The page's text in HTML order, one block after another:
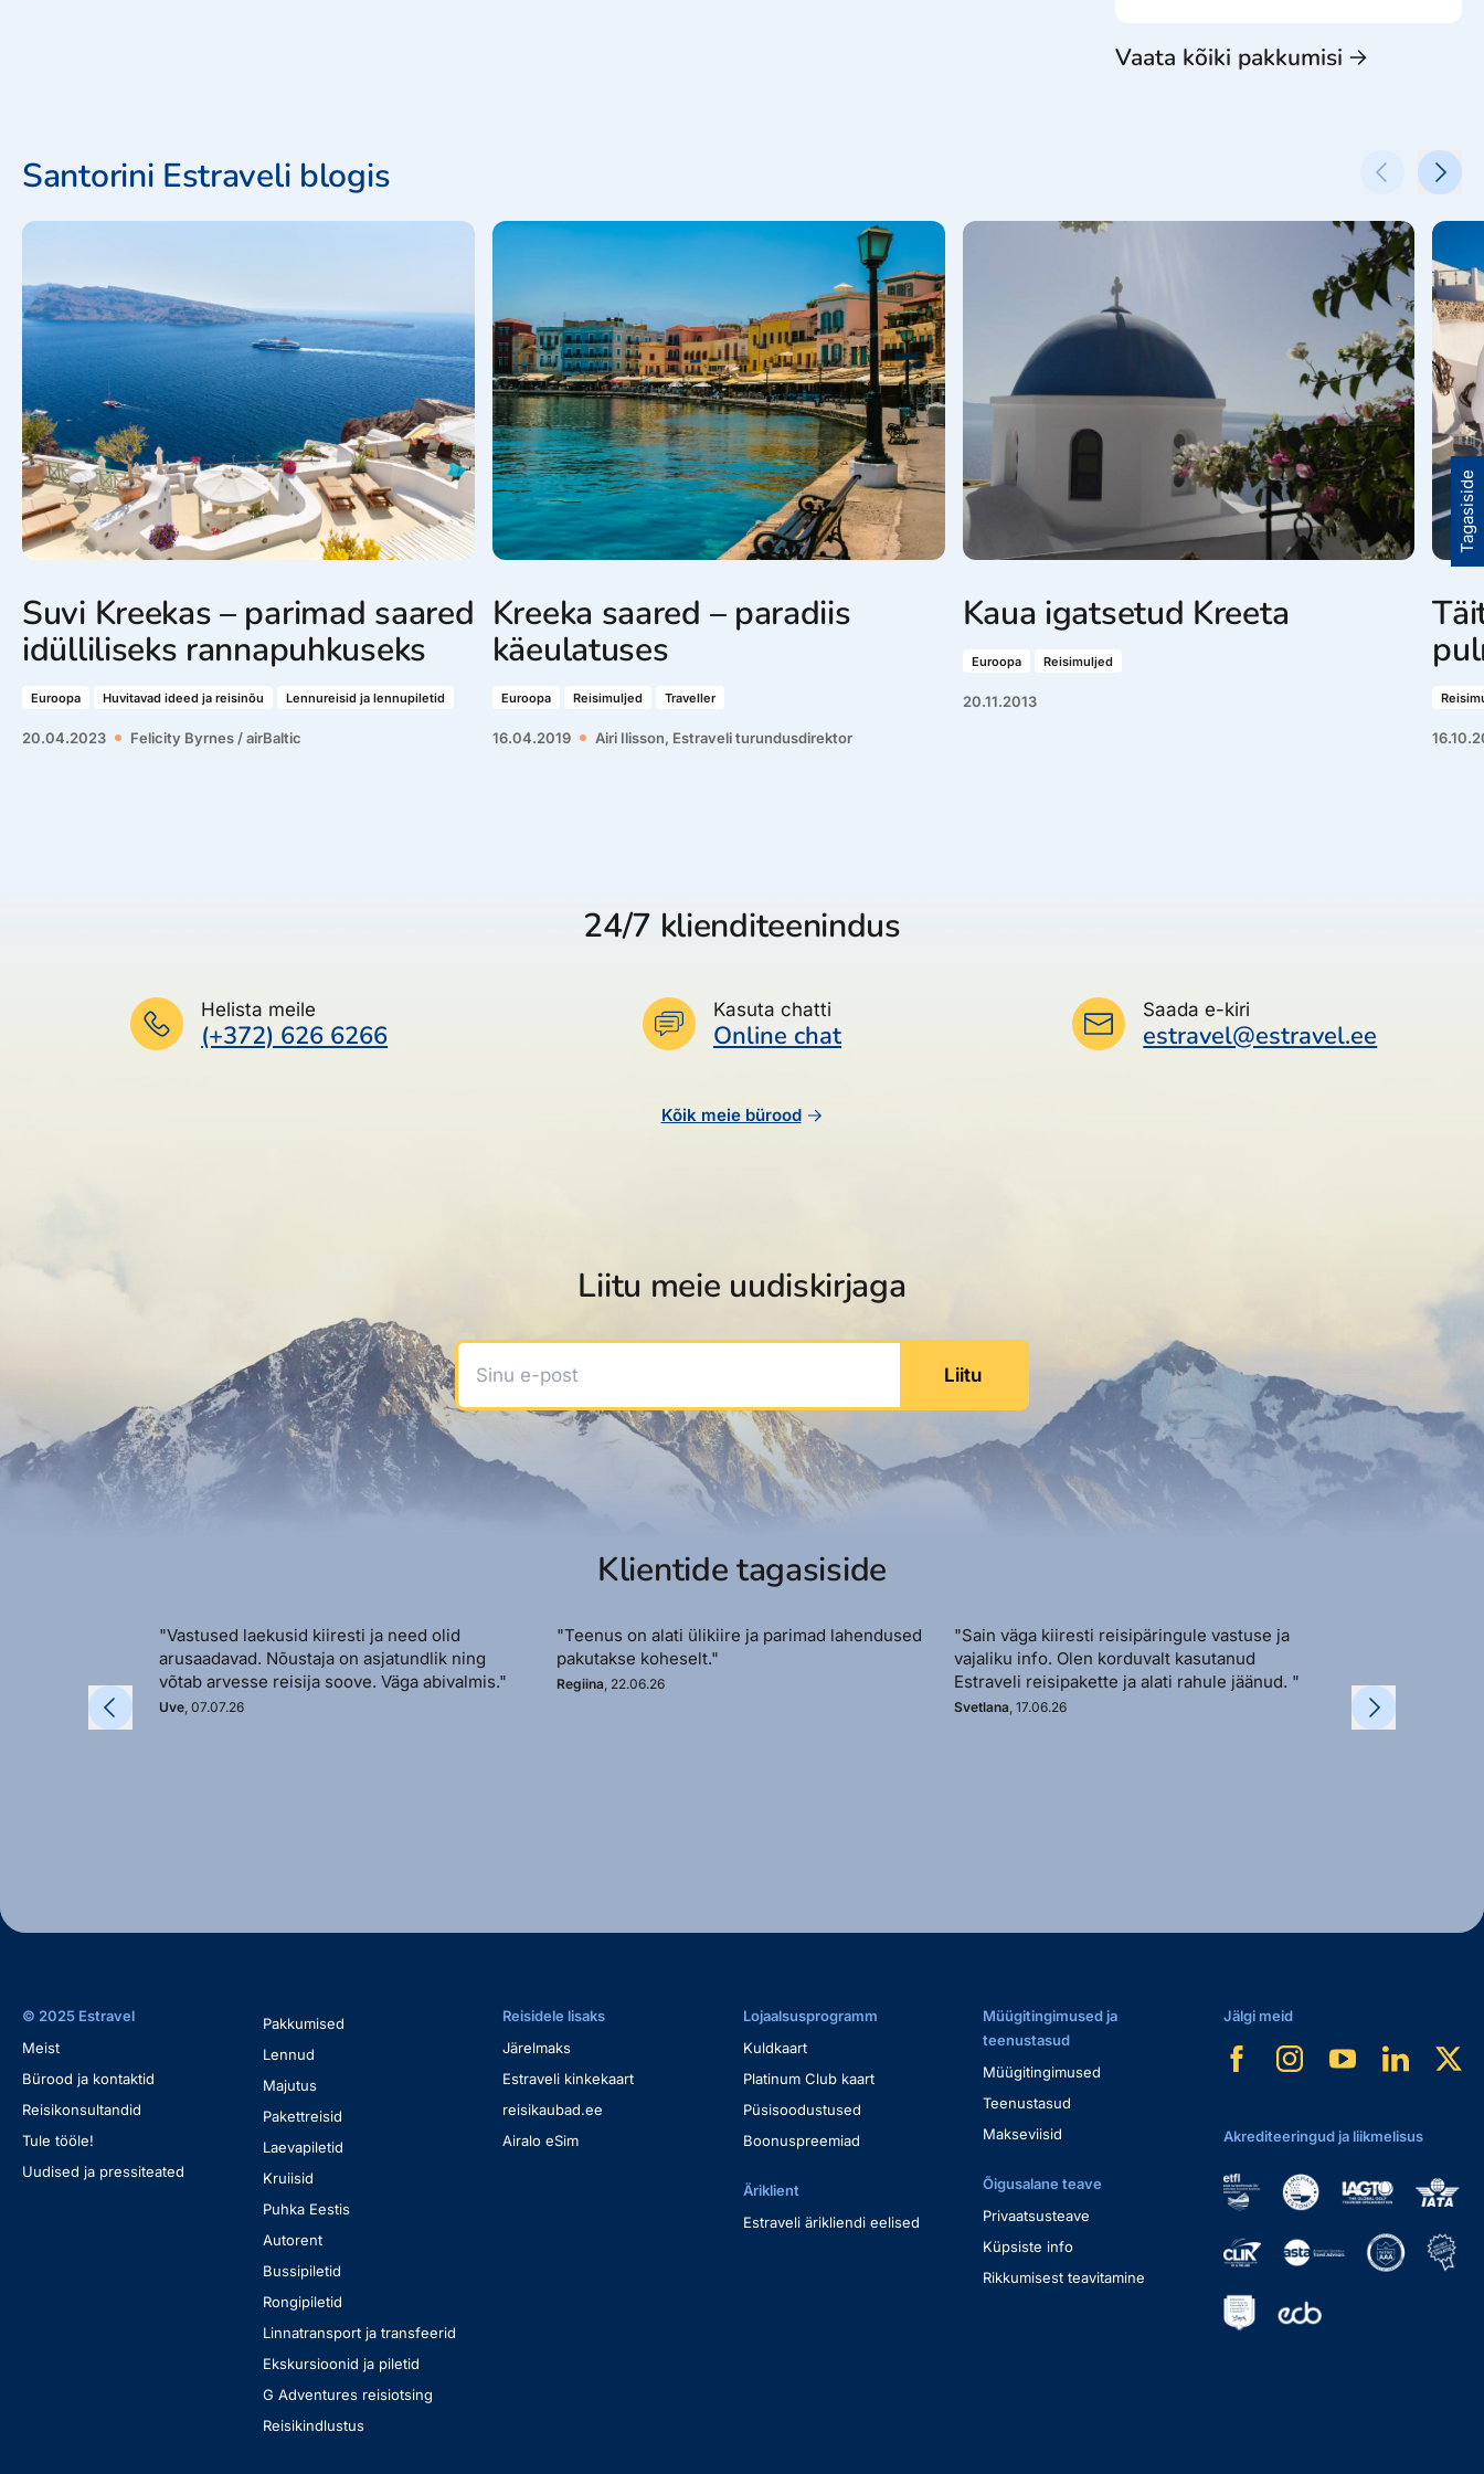
Tagasiside
Vaata kõiki pakkumisi
Santorini Estraveli blogis
Suvi Kreekas – parimad saared
idülliliseks rannapuhkuseks
Euroopa Huvitavad ideed ja reisinõu Lennureisid ja lennupiletid
20.04.2023 Felicity Byrnes / airBaltic
Kreeka saared – paradiis
käeulatuses
Euroopa Reisimuljed Traveller
16.04.2019 Airi Ilisson, Estraveli turundusdirektor
Kaua igatsetud Kreeta
Euroopa Reisimuljed
20.11.2013
24/7 klienditeenindus
Helista meile
(+372) 626 6266
Kasuta chatti
Online chat
Saada e-kiri
estravel@estravel.ee
Kõik meie bürood
Liitu meie uudiskirjaga
Sinu e-post
Liitu
Klientide tagasiside
"Vastused laekusid kiiresti ja need olid
arusaadavad. Nõustaja on asjatundlik ning
võtab arvesse reisija soove. Väga abivalmis."
Uve, 07.07.26
"Teenus on alati ülikiire ja parimad lahendused
pakutakse koheselt."
Regiina, 22.06.26
"Sain väga kiiresti reisipäringule vastuse ja
vajaliku info. Olen korduvalt kasutanud
Estraveli reisipakette ja alati rahule jäänud. "
Svetlana, 17.06.26
soovi korral. "
Kadi, 11.06.26
© 2025 Estravel
Meist
Bürood ja kontaktid
Reisikonsultandid
Tule tööle!
Uudised ja pressiteated
Pakkumised
Lennud
Majutus
Pakettreisid
Laevapiletid
Kruiisid
Puhka Eestis
Autorent
Bussipiletid
Rongipiletid
Linnatransport ja transfeerid
Ekskursioonid ja piletid
G Adventures reisiotsing
Reisikindlustus
Reisidele lisaks
Järelmaks
Estraveli kinkekaart
reisikaubad.ee
Airalo eSim
Lojaalsusprogramm
Kuldkaart
Platinum Club kaart
Püsisoodustused
Boonuspreemiad
Äriklient
Estraveli ärikliendi eelised
Müügitingimused ja
teenustasud
Müügitingimused
Teenustasud
Makseviisid
Õigusalane teave
Privaatsusteave
Küpsiste info
Rikkumisest teavitamine
Jälgi meid
Akrediteeringud ja liikmelisus